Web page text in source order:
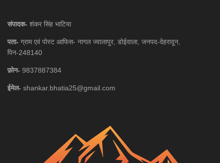
संपादक- शंकर सिंह भाटिया
पता- ग्राम एवं पोस्ट आफिस- नागल ज्वालापुर, डोईवाला, जनपद-देहरादून,
पिन-248140
फ़ोन- 9837887384
ईमेल- shankar.bhatia25@gmail.com